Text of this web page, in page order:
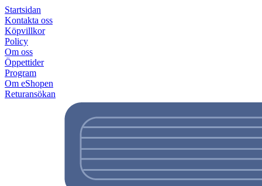
Startsidan
Kontakta oss
Köpvillkor
Policy
Om oss
Öppettider
Program
Om eShopen
Returansökan